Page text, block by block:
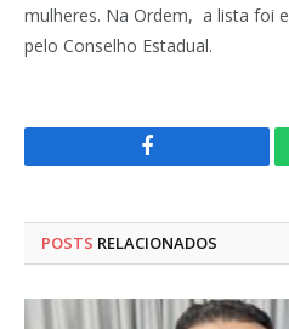
mulheres. Na Ordem, a lista foi
pelo Conselho Estadual.
Facebook
POSTS RELACIONADOS